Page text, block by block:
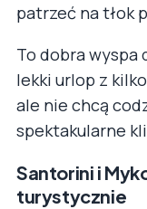
patrzeć na tłok
To dobra wyspa
lekki urlop z
ale nie chcą
spektakularne
Santorini i
turystycznie